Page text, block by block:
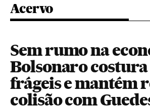
Acervo
Sem rumo na
Bolsonaro
frágeis e mantém
colisão com